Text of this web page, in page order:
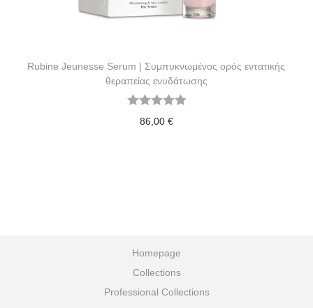
Rubine Jeunesse Serum | Συμπυκνωμένος ορός εντατικής
θεραπείας ενυδάτωσης
86,00 €
Homepage
Collections
Professional Collections